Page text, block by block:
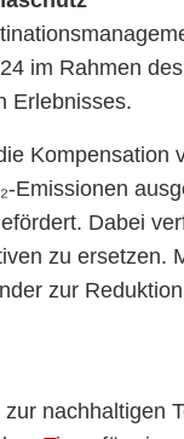
im Rahmen
Erlebnisses.
Emissionen
Dabei
zu ersetzen.
zur
zur nachhaltigen